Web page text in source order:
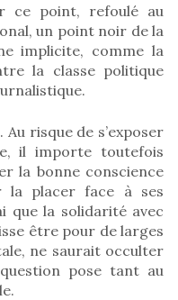
ce point, refoulé au
un point noir de la
implicite, comme la
la classe politique
risque de s’exposer
il importe toutefois
la bonne conscience
la placer face à ses
que la solidarité avec
être pour de larges
ne saurait occulter
pose tant au